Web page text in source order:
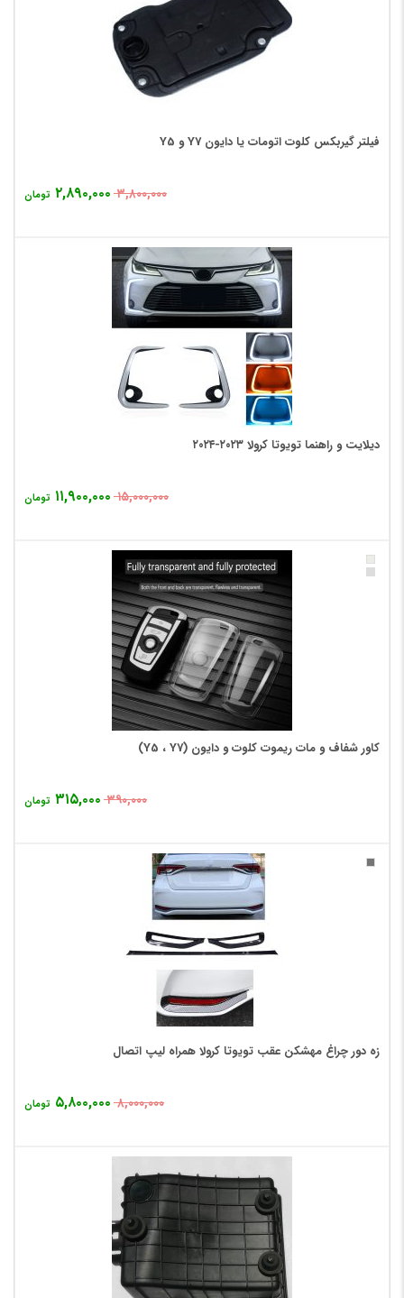
فیلتر گیربکس کلوت اتومات یا دایون Y7 و Y5
۳,۸۰۰,۰۰۰ ۲,۸۹۰,۰۰۰ تومان
دیلایت و راهنما تویوتا کرولا ۲۰۲۳-۲۰۲۴
۱۵,۰۰۰,۰۰۰ ۱۱,۹۰۰,۰۰۰ تومان
کاور شفاف و مات ریموت کلوت و دایون (Y5 ، Y7)
۳۹۰,۰۰۰ ۳۱۵,۰۰۰ تومان
زه دور چراغ مهشکن عقب تویوتا کرولا همراه لیپ اتصال
۸,۰۰۰,۰۰۰ ۵,۸۰۰,۰۰۰ تومان